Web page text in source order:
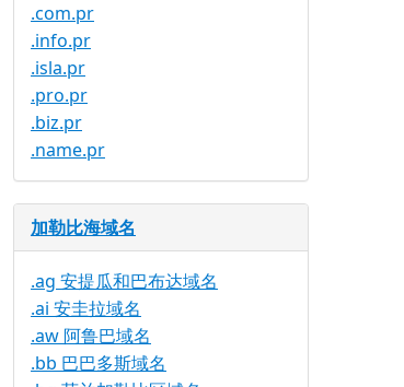
.com.pr
.info.pr
.isla.pr
.pro.pr
.biz.pr
.name.pr
加勒比海域名
.ag 安提瓜和巴布达域名
.ai 安圭拉域名
.aw 阿鲁巴域名
.bb 巴巴多斯域名